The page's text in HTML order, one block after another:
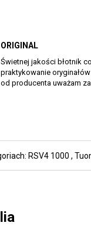
ORIGINAL
Świetnej jakości błotnik
praktykowanie
od producenta uważam
RSV4 1000 ,